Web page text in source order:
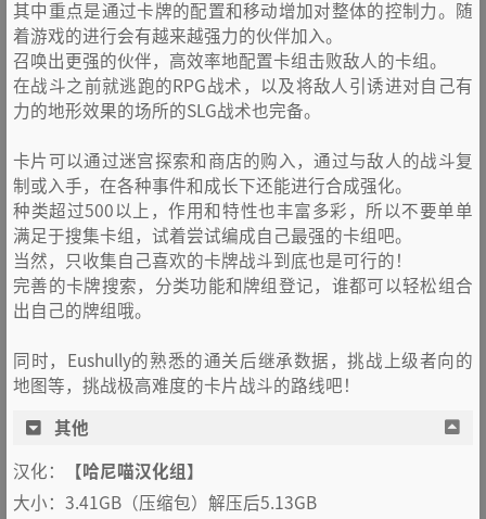
其中重点是通过卡牌的配置和移动增加对整体的控制力。随
着游戏的进行会有越来越强力的伙伴加入。
召唤出更强的伙伴，高效率地配置卡组击败敌人的卡组。
在战斗之前就逃跑的RPG战术，以及将敌人引诱进对自己有
力的地形效果的场所的SLG战术也完备。
卡片可以通过迷宫探索和商店的购入，通过与敌人的战斗复
制或入手，在各种事件和成长下还能进行合成强化。
种类超过500以上，作用和特性也丰富多彩，所以不要单单
满足于搜集卡组，试着尝试编成自己最强的卡组吧。
当然，只收集自己喜欢的卡牌战斗到底也是可行的！
完善的卡牌搜索，分类功能和牌组登记，谁都可以轻松组合
出自己的牌组哦。
同时，Eushully的熟悉的通关后继承数据，挑战上级者向的
地图等，挑战极高难度的卡片战斗的路线吧！
其他
汉化：
【哈尼喵汉化组】
大小：3.41GB（压缩包）解压后5.13GB